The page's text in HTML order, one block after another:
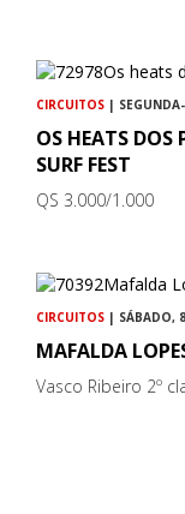
CIRCUITOS |
OS HEATS DOS
SURF FEST
QS 3.000/1.000
CIRCUITOS | SÁBADO,
MAFALDA
Vasco Ribeiro 2º